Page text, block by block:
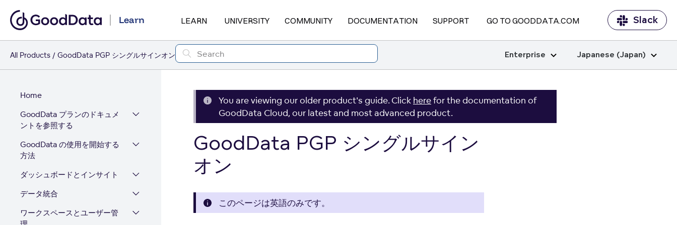
Learn LEARN UNIVERSITY COMMUNITY DOCUMENTATION SUPPORT GO TO GOODDATA.COM Slack
All Products GoodData PGP シングルサインオン Enterprise Japanese (Japan)
Home
GoodData プランのドキュメ
ントを参照する
GoodData の使用を開始する
方法
ダッシュボードとインサイト
データ統合
ワークスペースとユーザー管
You are viewing our older product's guide. Click herefor the documentation of
GoodData Cloud, our latest and most advanced product.
GoodData PGP シングルサイン
オン
このページは英語のみです。